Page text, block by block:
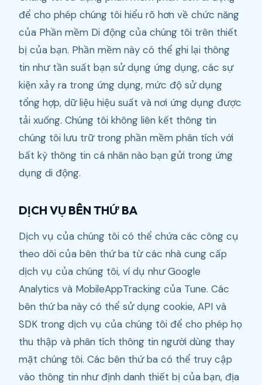
để cho phép chúng tôi hiểu rõ hơn về chức năng
của Phần mềm Di động của chúng tôi trên thiết
bị của bạn. Phần mềm này có thể ghi lại thông
tin như tần suất bạn sử dụng ứng dụng, các sự
kiện xảy ra trong ứng dụng, mức độ sử dụng
tổng hợp, dữ liệu hiệu suất và nơi ứng dụng được
tải xuống. Chúng tôi không liên kết thông tin
chúng tôi lưu trữ trong phần mềm phân tích với
bất kỳ thông tin cá nhân nào bạn gửi trong ứng
dụng di động.
DỊCH VỤ BÊN THỨ BA
Dịch vụ của chúng tôi có thể chứa các công cụ
theo dõi của bên thứ ba từ các nhà cung cấp
dịch vụ của chúng tôi, ví dụ như Google
Analytics và MobileAppTracking của Tune. Các
bên thứ ba này có thể sử dụng cookie, API và
SDK trong dịch vụ của chúng tôi để cho phép họ
thu thập và phân tích thông tin người dùng thay
mặt chúng tôi. Các bên thứ ba có thể truy cập
vào thông tin như định danh thiết bị của bạn, địa